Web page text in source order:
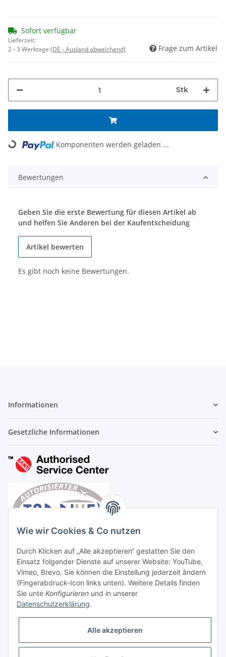
Sofort verfügbar
Lieferzeit:
2 - 3 Werktage (DE - Ausland abweichend) Frage zum Artikel
Stk
Loading... Komponenten werden geladen ...
Bewertungen
Geben Sie die erste Bewertung für diesen Artikel ab
und helfen Sie Anderen bei der Kaufentscheidung
Artikel bewerten
Es gibt noch keine Bewertungen.
Informationen
Gesetzliche Informationen
Vertrag widerrufen
Wie wir Cookies & Co nutzen
Durch Klicken auf „Alle akzeptieren“ gestatten Sie den
Einsatz folgender Dienste auf unserer Website: YouTube,
Vimeo, Brevo. Sie können die Einstellung jederzeit ändern
(Fingerabdruck-Icon links unten). Weitere Details finden
Sie unte Konfigurieren und in unserer
Datenschutzerklärung.
Alle akzeptieren